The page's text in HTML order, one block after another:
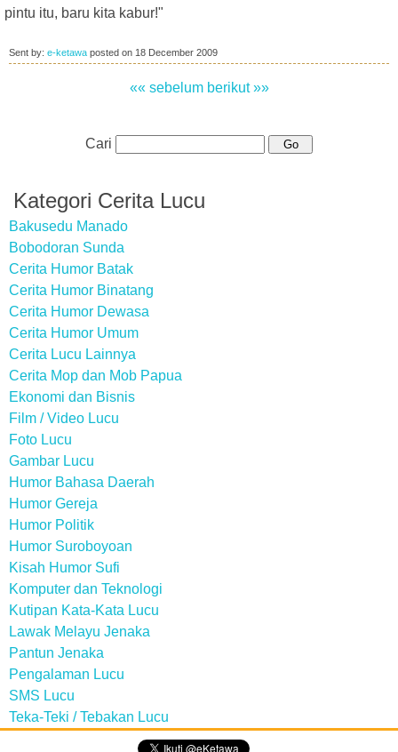
pintu itu, baru kita kabur!"
Sent by: e-ketawa posted on 18 December 2009
«« sebelum berikut »»
Cari
Kategori Cerita Lucu
Bakusedu Manado
Bobodoran Sunda
Cerita Humor Batak
Cerita Humor Binatang
Cerita Humor Dewasa
Cerita Humor Umum
Cerita Lucu Lainnya
Cerita Mop dan Mob Papua
Ekonomi dan Bisnis
Film / Video Lucu
Foto Lucu
Gambar Lucu
Humor Bahasa Daerah
Humor Gereja
Humor Politik
Humor Suroboyoan
Kisah Humor Sufi
Komputer dan Teknologi
Kutipan Kata-Kata Lucu
Lawak Melayu Jenaka
Pantun Jenaka
Pengalaman Lucu
SMS Lucu
Teka-Teki / Tebakan Lucu